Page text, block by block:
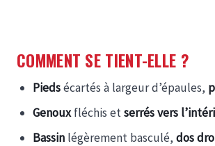
COMMENT SE TIENT-ELLE ?
Piedsécartés à largeur d’épaules,
Genouxfléchis etserrés vers
Bassinlégèrement basculé, dos